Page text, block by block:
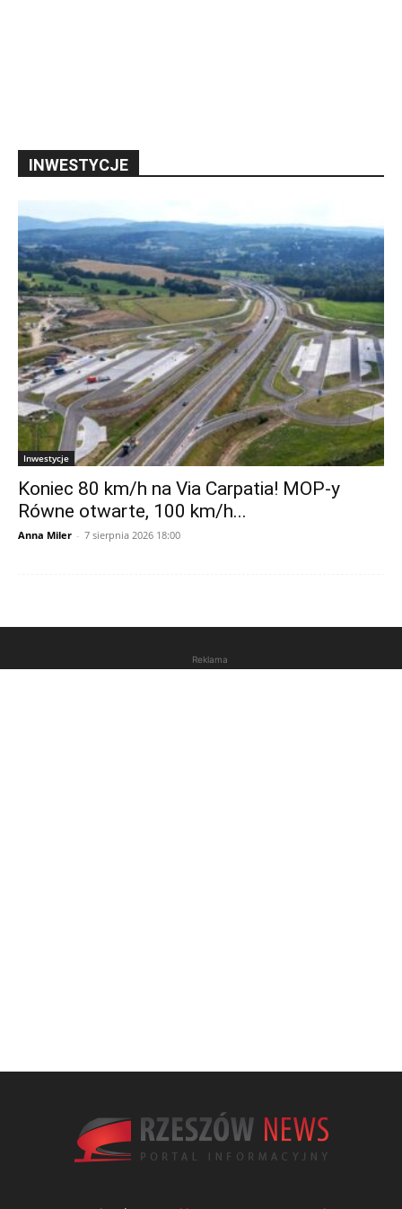
INWESTYCJE
Inwestycje
Koniec 80 km/h na Via Carpatia! MOP-y
Równe otwarte, 100 km/h...
Anna Miler - 7 sierpnia 2026 18:00
Reklama